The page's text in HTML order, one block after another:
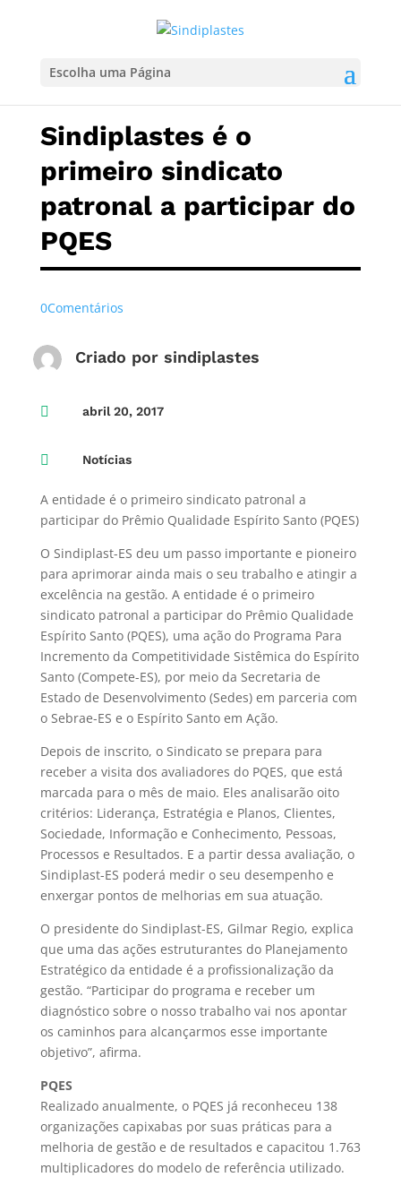
Escolha uma Página
Sindiplastes é o
primeiro sindicato
patronal a participar do
PQES
0Comentários
Criado por sindiplastes
 abril 20, 2017
 Notícias
A entidade é o primeiro sindicato patronal a
participar do Prêmio Qualidade Espírito Santo (PQES)
O Sindiplast-ES deu um passo importante e pioneiro
para aprimorar ainda mais o seu trabalho e atingir a
excelência na gestão. A entidade é o primeiro
sindicato patronal a participar do Prêmio Qualidade
Espírito Santo (PQES), uma ação do Programa Para
Incremento da Competitividade Sistêmica do Espírito
Santo (Compete-ES), por meio da Secretaria de
Estado de Desenvolvimento (Sedes) em parceria com
o Sebrae-ES e o Espírito Santo em Ação.
Depois de inscrito, o Sindicato se prepara para
receber a visita dos avaliadores do PQES, que está
marcada para o mês de maio. Eles analisarão oito
critérios: Liderança, Estratégia e Planos, Clientes,
Sociedade, Informação e Conhecimento, Pessoas,
Processos e Resultados. E a partir dessa avaliação, o
Sindiplast-ES poderá medir o seu desempenho e
enxergar pontos de melhorias em sua atuação.
O presidente do Sindiplast-ES, Gilmar Regio, explica
que uma das ações estruturantes do Planejamento
Estratégico da entidade é a profissionalização da
gestão. “Participar do programa e receber um
diagnóstico sobre o nosso trabalho vai nos apontar
os caminhos para alcançarmos esse importante
objetivo”, afirma.
PQES
Realizado anualmente, o PQES já reconheceu 138
organizações capixabas por suas práticas para a
melhoria de gestão e de resultados e capacitou 1.763
multiplicadores do modelo de referência utilizado.